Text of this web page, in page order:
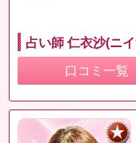
占い師 仁衣沙(ニ
口コミ一覧